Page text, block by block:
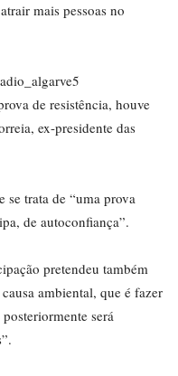
mais pessoas no
de resistência, houve
ex-presidente das
se trata de “uma prova
de autoconfiança”.
pretendeu também
ambiental, que é fazer
será